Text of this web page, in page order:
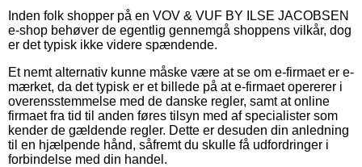
Inden folk shopper på en VOV & VUF BY ILSE JACOBSEN
e-shop behøver de egentlig gennemgå shoppens vilkår, dog
er det typisk ikke videre spændende.
Et nemt alternativ kunne måske være at se om e-firmaet er e-
mærket, da det typisk er et billede på at e-firmaet opererer i
overensstemmelse med de danske regler, samt at online
firmaet fra tid til anden føres tilsyn med af specialister som
kender de gældende regler. Dette er desuden din anledning
til en hjælpende hånd, såfremt du skulle få udfordringer i
forbindelse med din handel.